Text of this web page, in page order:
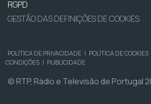
RGPD
GESTÃO DAS DEFINIÇÕES DE COOKIES
POLÍTICA DE PRIVACIDADE | POLÍTICA DE COOKIES
CONDIÇÕES | PUBLICIDADE
© RTP, Rádio e Televisão de Portugal